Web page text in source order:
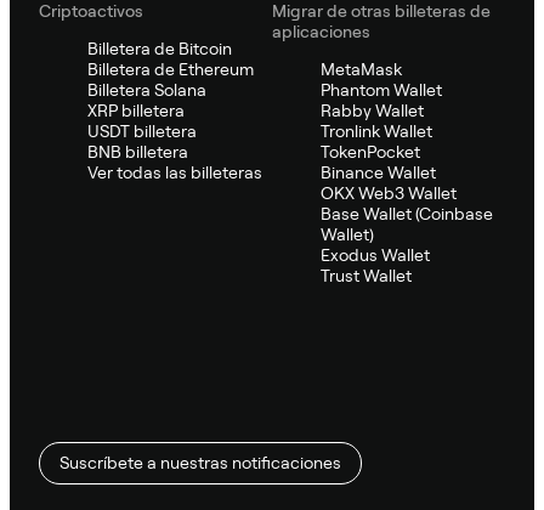
Criptoactivos
Billetera de Bitcoin
Billetera de Ethereum
Billetera Solana
XRP billetera
USDT billetera
BNB billetera
Ver todas las billeteras
Migrar de otras billeteras de
aplicaciones
MetaMask
Phantom Wallet
Rabby Wallet
Tronlink Wallet
TokenPocket
Binance Wallet
OKX Web3 Wallet
Base Wallet (Coinbase
Wallet)
Exodus Wallet
Trust Wallet
Suscríbete a nuestras notificaciones